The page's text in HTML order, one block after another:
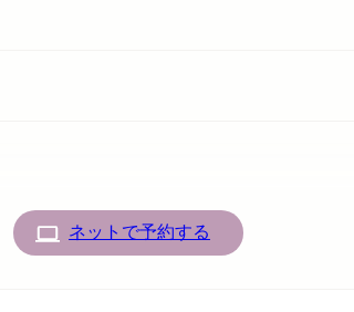
ネットで予約する